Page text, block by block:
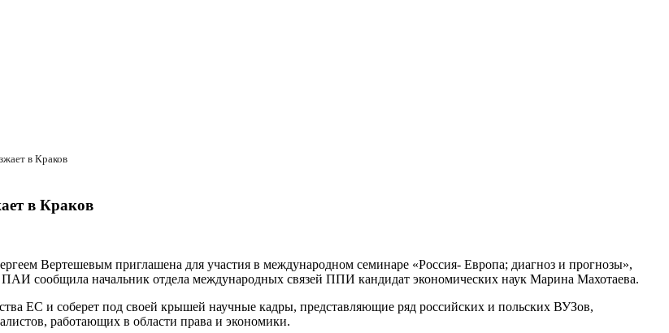
в Краков
в Краков
Вертешевым приглашена для участия в международном семинаре «Россия- Европа; диагноз и прогнозы»,
сообщила начальник отдела международных связей ППИ кандидат экономических наук Марина Махотаева.
ЕС и соберет под своей крышей научные кадры, представляющие ряд российских и польских ВУЗов,
работающих в области права и экономики.